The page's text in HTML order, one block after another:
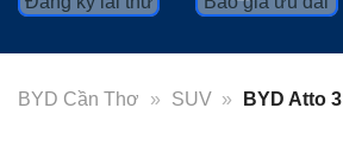
BYD Cần Thơ » SUV » BYD Atto 3